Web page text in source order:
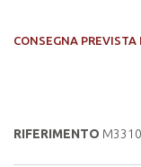
CONSEGNA
RIFERIMENTO